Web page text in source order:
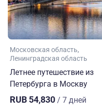
Московская область
Ленинградская область
Летнее путешествие из
Петербурга в Москву
RUB 54,830 / 7 дней